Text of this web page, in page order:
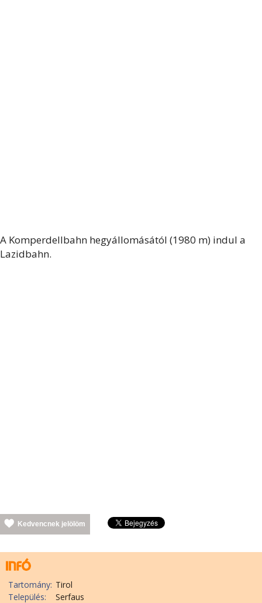
A Komperdellbahn hegyállomásától (1980 m) indul a
Lazidbahn.
Kedvencnek jelölöm
Tartomány: Tirol
Település:
Serfaus